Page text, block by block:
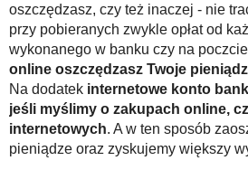
oszczędzasz, czy też inaczej - nie
przy pobieranych zwykle opłat od
wykonanego w banku czy na
online oszczędzasz Twoje
Na dodatek internetowe konto
jeśli myślimy o zakupach online,
internetowych. A w ten sposób
pieniądze oraz zyskujemy większy